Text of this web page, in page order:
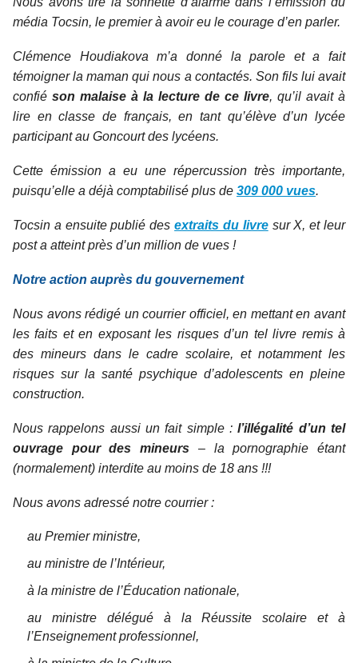
média Tocsin, le premier à avoir eu le courage d’en parler.
Clémence Houdiakova m’a donné la parole et a fait
témoigner la maman qui nous a contactés. Son fils lui avait
confié son malaise à la lecture de ce livre, qu’il avait à
lire en classe de français, en tant qu’élève d’un lycée
participant au Goncourt des lycéens.
Cette émission a eu une répercussion très importante,
puisqu’elle a déjà comptabilisé plus de 309 000 vues.
Tocsin a ensuite publié desextraits du livresur X, et leur
post a atteint près d’un million de vues !
Notre action auprès du gouvernement
Nous avons rédigé un courrier officiel, en mettant en avant
les faits et en exposant les risques d’un tel livre remis à
des mineurs dans le cadre scolaire, et notamment les
risques sur la santé psychique d’adolescents en pleine
construction.
Nous rappelons aussi un fait simple :l’illégalité d’un tel
ouvrage pour des mineurs – la pornographie étant
(normalement) interdite au moins de 18 ans !!!
Nous avons adressé notre courrier :
au Premier ministre,
au ministre de l’Intérieur,
à la ministre de l’Éducation nationale,
au ministre délégué à la Réussite scolaire et à
l’Enseignement professionnel,